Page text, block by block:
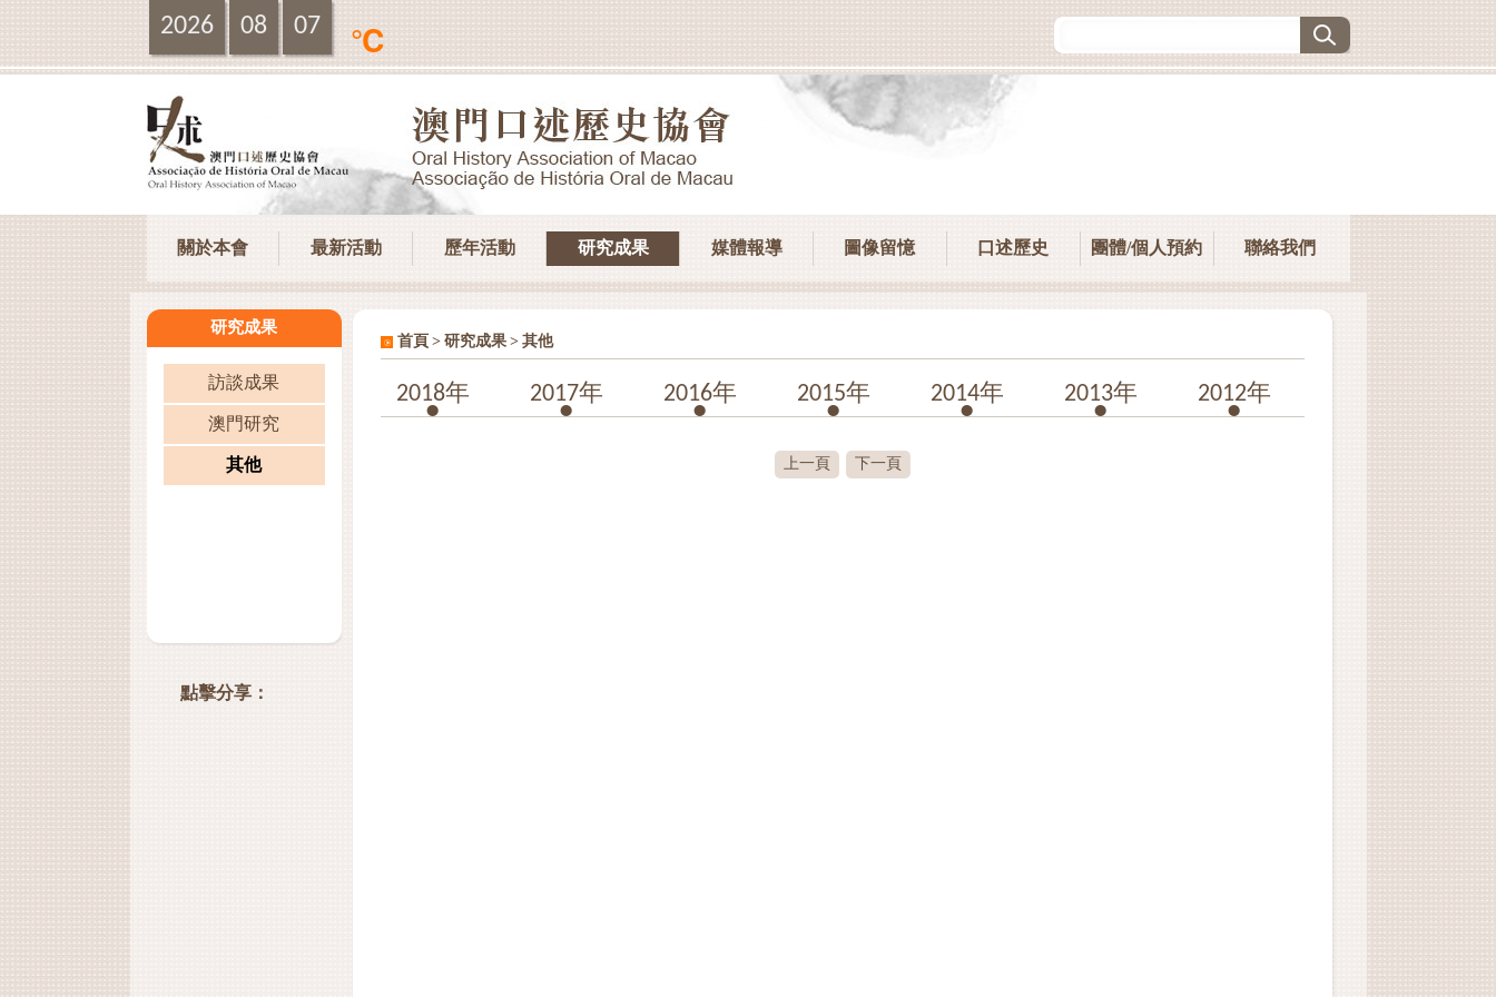
2026 08 07
℃
關於本會 最新活動 歷年活動 研究成果 媒體報導 圖像留憶 口述歷史 團體/個人預約 聯絡我們
研究成果
訪談成果
澳門研究
其他
點擊分享：
首頁 >研究成果 >其他
2018年 2017年 2016年 2015年 2014年 2013年 2012年 2011年
上一頁 下一頁